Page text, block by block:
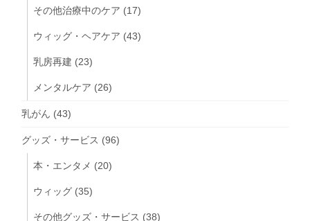
その他治療中のケア (17)
ウィッグ・ヘアケア (43)
乳房再建 (23)
メンタルケア (26)
乳がん (43)
グッズ・サービス (96)
本・エンタメ (20)
ウィッグ (35)
その他グッズ・サービス (38)